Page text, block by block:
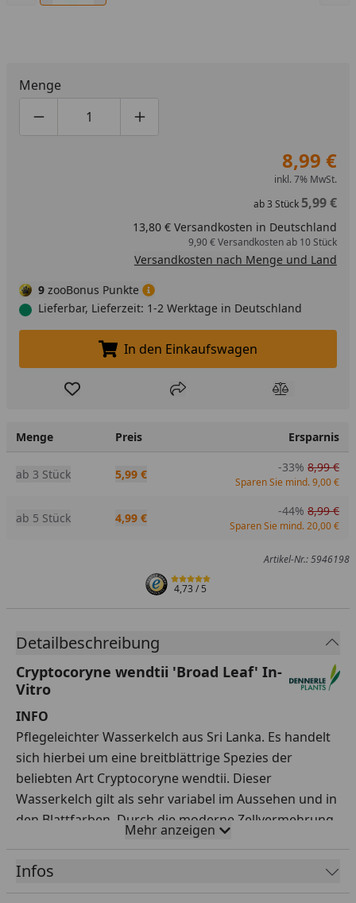
Menge
Produktmenge um eins verringern
Produktmenge manuell eingeben
Produktmenge um eins erhöhen
8,99 €
inkl. 7% MwSt.
ab3 Stück 5,99 €
13,80 € Versandkosten in Deutschland
9,90 € Versandkosten ab 10 Stück
Versandkosten nach Menge und Land
9 zooBonus Punkte
Lieferbar, Lieferzeit: 1-2 Werktage in Deutschland
In den Einkaufswagen legen
In den Einkaufswagen
Produkt zur Wunschliste hinzufügen
Teilen Produkt
Menge Preis Ersparnis
ab 3 Stück 5,99 € -33% 8,99 €
Sparen Sie mind. 9,00 €
ab 5 Stück 4,99 € -44% 8,99 €
Sparen Sie mind. 20,00 €
Artikel-Nr.: 5946198
4,73/ 5
Detailbeschreibung
Cryptocoryne wendtii 'Broad Leaf' In-
Vitro
INFO
Pflegeleichter Wasserkelch aus Sri Lanka. Es handelt
sich hierbei um eine breitblättrige Spezies der
beliebten Art Cryptocoryne wendtii. Dieser
Wasserkelch gilt als sehr variabel im Aussehen und in
den Blattfarben. Durch die moderne Zellvermehrung
ist es gelungen, derartig verschiedene Wuchstypen
zu isolieren und dann sortenrein weiter zu
kultivieren. Alle C. wendtii-Varianten haben eines
Mehr anzeigen
Infos